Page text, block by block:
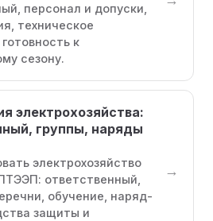
персонал и допуски,
техническое
к
сезону.
электрохозяйства:
группы, наряды
электрохозяйство
ответственный,
обучение, наряд-
защиты и
→